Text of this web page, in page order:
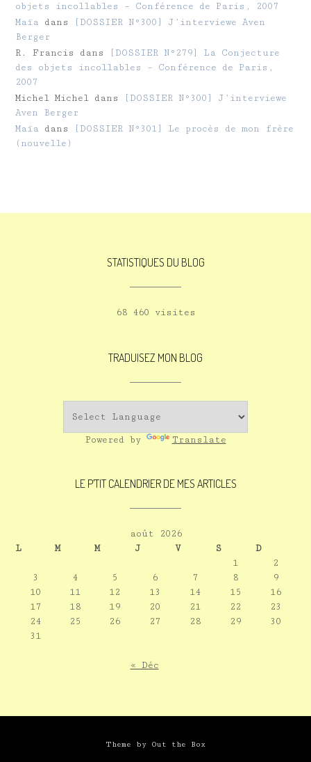
objets incollables – Conférence de Paris, 2007
Maïa dans
[DOSSIER N°300] J’interviewe Aven
Berger
R. Francis
dans
[DOSSIER N°279] La Conjecture
des objets incollables – Conférence de Paris,
2007
Michel Michel dans
[DOSSIER N°300] J’interviewe
Aven Berger
Maïa dans
[DOSSIER N°301] Le procès de mon frère
(nouvelle)
STATISTIQUES DU BLOG
68 460 visites
TRADUISEZ MON BLOG
Powered by Translate
LE P’TIT CALENDRIER DE MES ARTICLES
août 2026
L
M M J V S
D
1
2
3
4 5 6 7 8
9
10
11 12 13 14 15
16
17
18 19 20 21 22
23
24
25 26 27 28 29
30
31
« Déc
Theme by Out the Box